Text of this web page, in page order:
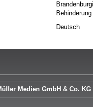
Deutsch
Medien GmbH & Co. KG